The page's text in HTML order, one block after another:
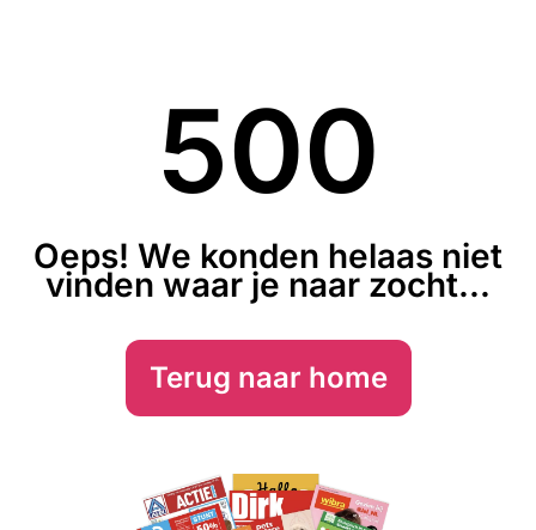
500
Oeps! We konden helaas niet
vinden waar je naar zocht...
Terug naar home